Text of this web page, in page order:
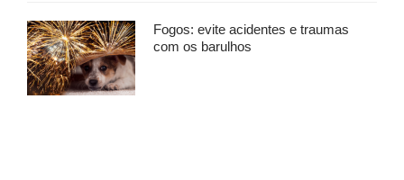
Fogos: evite acidentes e traumas
com os barulhos